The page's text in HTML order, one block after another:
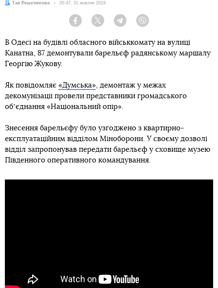
Автор:
Тая Решетнікова Дата:
20:47, 31 жовтня 2019
Facebook Twitter Telegram
В Одесі на будівлі обласного військкомату на вулиці
Канатна, 87 демонтували барельєф радянському маршалу
Георгію Жукову.
Як повідомляє «Думська», демонтаж у межах
декомунізації провели представники громадського
обʼєднання «Національний опір».
Знесення барельєфу було узгоджено з квартирно-
експлуатаційним відділом Міноборони. У своєму дозволі
відділ запропонував передати барельєф у сховище музею
Південного оперативного командування.